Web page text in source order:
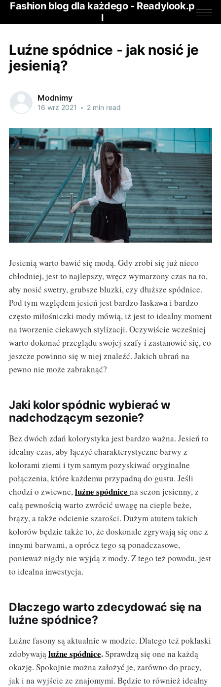
Fashion blog dla każdego - Readylook.p
l
Luźne spódnice - jak nosić je
jesienią?
Modnimy
16 wrz 2021 • 2 min read
Jesienią warto bawić się modą. Gdy zrobi się już nieco
chłodniej, jest to najlepszy, wręcz wymarzony czas na to,
aby nosić swetry, grubsze bluzki, czy dłuższe spódnice.
Pod tym względem jesień jest bardzo łaskawa i bardzo
często miłośniczki mody mówią, iż jest to idealny moment
na tworzenie ciekawych stylizacji. Oczywiście wcześniej
warto dokonać przeglądu swojej szafy i zastanowić się, co
jeszcze powinno się w niej znaleźć. Jakich ubrań na
pewno nie może zabraknąć?
Jaki kolor spódnic wybierać w
nadchodzącym sezonie?
Bez dwóch zdań kolorystyka jest bardzo ważna. Jesień to
idealny czas, aby łączyć charakterystyczne barwy z
kolorami ziemi i tym samym pozyskiwać oryginalne
połączenia, które każdemu przypadną do gustu. Jeśli
chodzi o zwiewne,luźne spódnice na sezon jesienny, z
całą pewnością warto zwrócić uwagę na ciepłe beże,
brązy, a także odcienie szarości. Dużym atutem takich
kolorów będzie także to, że doskonale zgrywają się one z
innymi barwami, a oprócz tego są ponadczasowe,
ponieważ nigdy nie wyjdą z mody. Z tego też powodu, jest
to idealna inwestycja.
Dlaczego warto zdecydować się na
luźne spódnice?
Luźne fasony są aktualnie w modzie. Dlatego też poklaski
zdobywająluźne spódnice.Sprawdzą się one na każdą
okazję. Spokojnie można założyć je, zarówno do pracy,
jak i na wyjście ze znajomymi. Będzie to również idealny